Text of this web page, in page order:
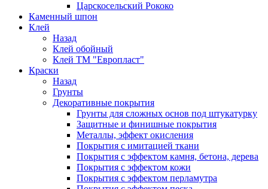
Царскосельский Рококо
Каменный шпон
Клей
Назад
Клей обойный
Клей ТМ "Европласт"
Краски
Назад
Грунты
Декоративные покрытия
Грунты для сложных основ под штукатурку
Защитные и финишные покрытия
Металлы, эффект окисления
Покрытия с имитацией ткани
Покрытия с эффектом камня, бетона, дерева
Покрытия с эффектом кожи
Покрытия с эффектом перламутра